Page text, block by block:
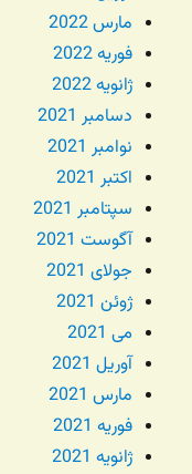
مارس 2022
فوریه 2022
ژانویه 2022
دسامبر 2021
نوامبر 2021
اکتبر 2021
سپتامبر 2021
آگوست 2021
جولای 2021
ژوئن 2021
می 2021
آوریل 2021
مارس 2021
فوریه 2021
ژانویه 2021